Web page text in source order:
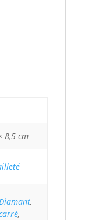
8,5 cm
,
,